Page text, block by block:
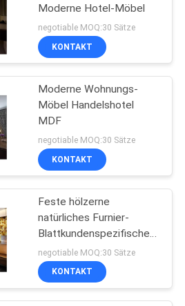
Moderne Hotel-Möbel
negotiable MOQ:30 Sätze
KONTAKT
Moderne Wohnungs-
Möbel Handelshotel
MDF
negotiable MOQ:30 Sätze
KONTAKT
Feste hölzerne
natürliches Furnier-
Blattkundenspezifische
Hotel-Möbel
negotiable MOQ:30 Sätze
KONTAKT